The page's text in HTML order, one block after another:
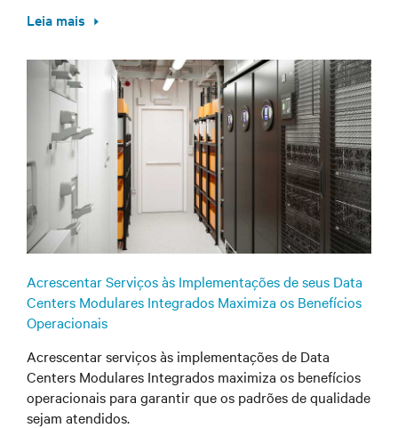
Leia mais
Acrescentar Serviços às Implementações de seus Data
Centers Modulares Integrados Maximiza os Benefícios
Operacionais
Acrescentar serviços às implementações de Data
Centers Modulares Integrados maximiza os benefícios
operacionais para garantir que os padrões de qualidade
sejam atendidos.